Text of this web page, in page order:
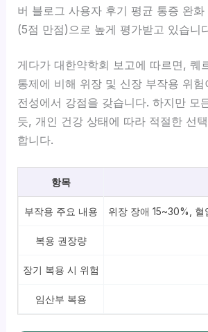
버 블로그 사용자 후기 평균 통증 완
(5점 만점)으로 높게 평가받고 있습니
게다가 대한약학회 보고에 따르면, 퀘
통제에 비해 위장 및 신장 부작용 위
전성에서 강점을 갖습니다. 하지만 모
듯, 개인 건강 상태에 따라 적절한 선
합니다.
항목
부작용 주요 내용 위장 장애 15~30%,
복용 권장량
장기 복용 시 위험
임산부 복용